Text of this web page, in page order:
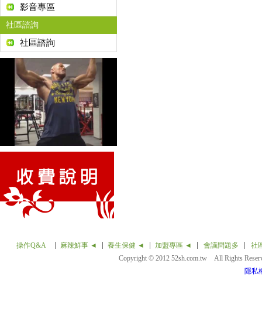
影音專區
社區諮詢
社區諮詢
操作Q&A 麻辣鮮事 ◄ 養生保健 ◄ 加盟專區 ◄ 會議問題多
社
Copyright © 2012 52sh.com.tw All Rights
隱私